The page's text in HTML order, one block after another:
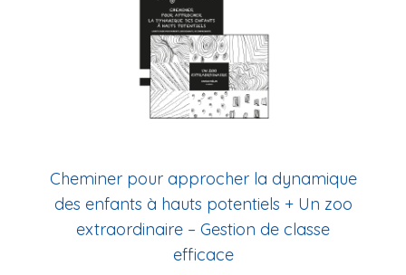
Cheminer pour approcher la dynamique
des enfants à hauts potentiels + Un zoo
extraordinaire – Gestion de classe
efficace